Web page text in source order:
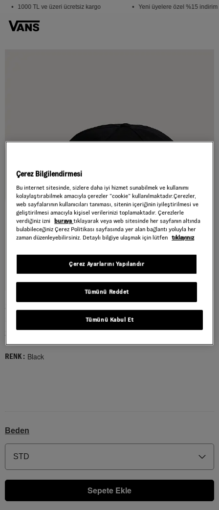
• 1000 TL ve üzeri ücretsiz kargo • Yeni üyelere özel %15 indirim
STRETCH LOGO ŞAPKA
Style : VN000W12BLK1
2.199,00 TL
RENK : Black
Beden
STD
Sepete Ekle
Çerez Bilgilendirmesi
Bu internet sitesinde, sizlere daha iyi hizmet sunabilmek ve kullanımı
kolaylaştırabilmek amacıyla çerezler ”cookie” kullanılmaktadır.Çerezler,
web sayfalarının kullanıcıları tanıması, sitenin içeriğinin iyileştirilmesi ve
geliştirilmesi amacıyla kişisel verilerinizi toplamaktadır. Çerezlerle
verdiğiniz izni
burayatıklayarak veya web sitesinde her sayfanın altında
bulabileceğiniz Çerez Politikası sayfasında yer alan bağlantı yoluyla her
zaman düzenleyebilirsiniz. Detaylı bilgiye ulaşmak için lütfen tıklayınız
Tümünü Reddet
Tümünü Kabul Et
Çerez Ayarlarını Yapılandır